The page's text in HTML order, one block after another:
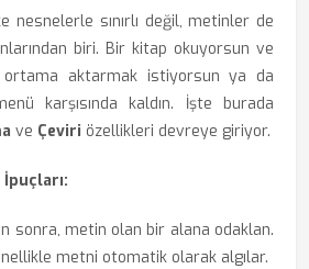
nesnelerle sınırlı değil, metinler de
biri. Bir kitap okuyorsun ve
aktarmak istiyorsun ya da
karşısında kaldın. İşte burada
ve Çeviri özellikleri devreye giriyor.
sonra, metin olan bir alana odaklan.
metni otomatik olarak algılar.